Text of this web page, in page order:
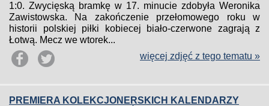
1:0. Zwycięską bramkę w 17. minucie zdobyła Weronika
Zawistowska. Na zakończenie przełomowego roku w
historii polskiej piłki kobiecej biało-czerwone zagrają z
Łotwą. Mecz we wtorek...
więcej zdjęć z tego tematu »
PREMIERA KOLEKCJONERSKICH KALENDARZY